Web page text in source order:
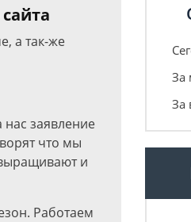
а так-же
заявление
что мы
и
Работаем
За
За